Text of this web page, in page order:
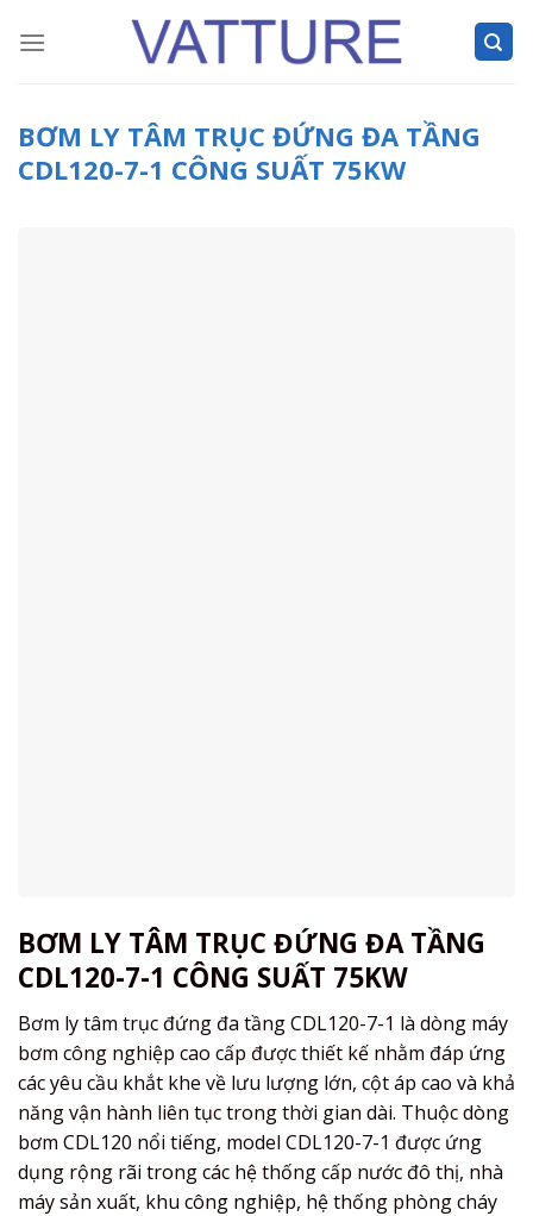
BƠM LY TÂM TRỤC ĐỨNG ĐA TẦNG
CDL120-7-1 CÔNG SUẤT 75KW
BƠM LY TÂM TRỤC ĐỨNG ĐA TẦNG
CDL120-7-1 CÔNG SUẤT 75KW
Bơm ly tâm trục đứng đa tầng CDL120-7-1 là dòng máy
bơm công nghiệp cao cấp được thiết kế nhằm đáp ứng
các yêu cầu khắt khe về lưu lượng lớn, cột áp cao và khả
năng vận hành liên tục trong thời gian dài. Thuộc dòng
bơm CDL120 nổi tiếng, model CDL120-7-1 được ứng
dụng rộng rãi trong các hệ thống cấp nước đô thị, nhà
máy sản xuất, khu công nghiệp, hệ thống phòng cháy